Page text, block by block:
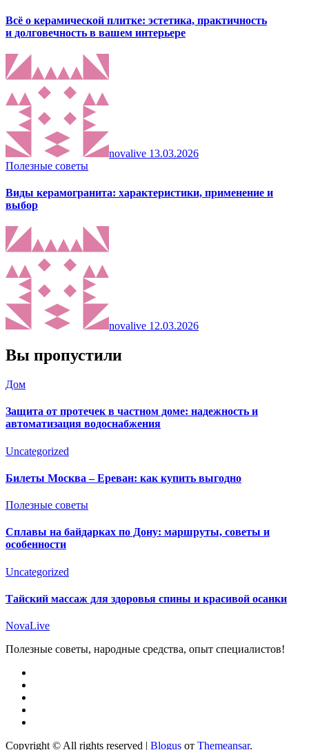
Всё о керамической плитке: эстетика, практичность
и долговечность в вашем интерьере
novalive 13.03.2026
Полезные советы
Виды керамогранита: характеристики, применение и
выбор
novalive 12.03.2026
Вы пропустили
Дом
Защита от протечек в частном доме: надежность и
автоматизация водоснабжения
Uncategorized
Билеты Москва – Ереван: как купить выгодно
Полезные советы
Сплавы на байдарках по Дону: маршруты, советы и
особенности
Uncategorized
Тайский массаж для здоровья спины и красивой осанки
NovaLive
Полезные советы, народные средства, опыт специалистов!
Copyright © All rights reserved | Blogus от Themeansar.